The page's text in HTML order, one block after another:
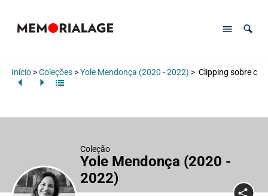
Início>Coleções>Yole Mendonça (2020 - 2022) > Clipping sobre o
Coleção
Yole Mendonça (2020 -
2022)